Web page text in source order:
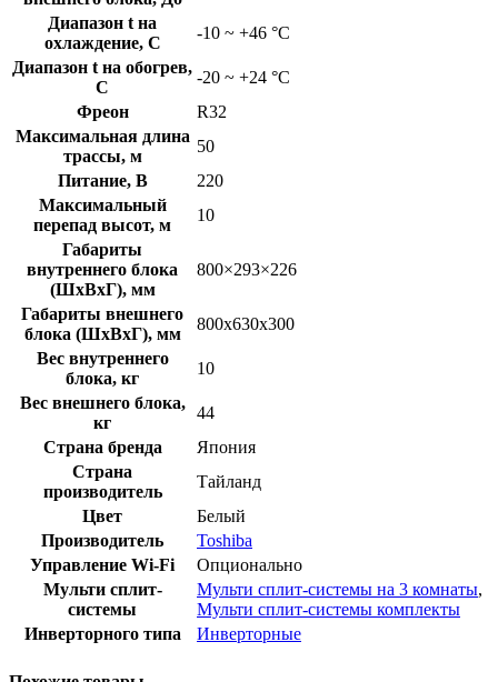
Диапазон t на
охлаждение, C
-10 ~ +46 °C
Диапазон t на обогрев,
C
-20 ~ +24 °C
Фреон
R32
Максимальная длина
трассы, м
50
Питание, В
220
Максимальный
перепад высот, м
10
Габариты
внутреннего блока
(ШхВхГ), мм
800×293×226
Габариты внешнего
блока (ШхВхГ), мм
800x630x300
Вес внутреннего
блока, кг
10
Вес внешнего блока,
кг
44
Страна бренда
Япония
Страна
производитель
Тайланд
Цвет
Белый
Производитель
Toshiba
Управление Wi-Fi
Опционально
Мульти сплит-
системы
Мульти сплит-системы на 3 комнаты,
Мульти сплит-системы комплекты
Инверторного типа
Инверторные